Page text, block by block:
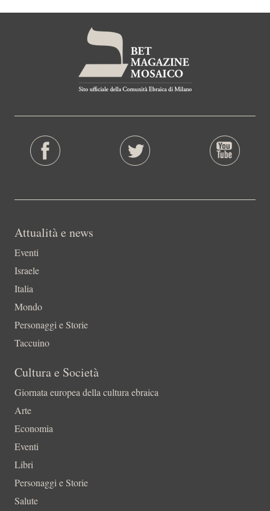
Attualità e news
Eventi
Israele
Italia
Mondo
Personaggi e Storie
Taccuino
Cultura e Società
Giornata europea della cultura ebraica
Arte
Economia
Eventi
Libri
Personaggi e Storie
Salute